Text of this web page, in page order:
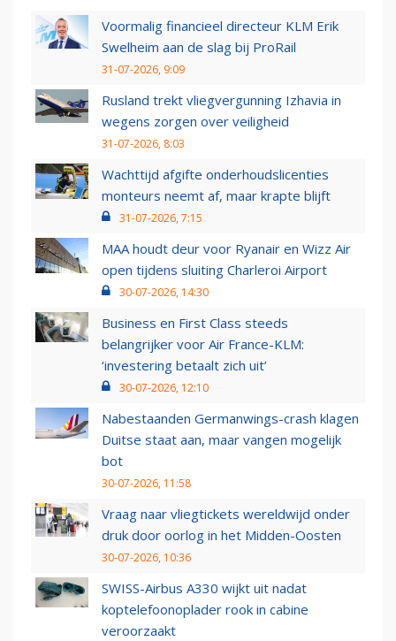
Voormalig financieel directeur KLM Erik
Swelheim aan de slag bij ProRail
31-07-2026, 9:09
Rusland trekt vliegvergunning Izhavia in
wegens zorgen over veiligheid
31-07-2026, 8:03
Wachttijd afgifte onderhoudslicenties
monteurs neemt af, maar krapte blijft
31-07-2026, 7:15
MAA houdt deur voor Ryanair en Wizz Air
open tijdens sluiting Charleroi Airport
30-07-2026, 14:30
Business en First Class steeds
belangrijker voor Air France-KLM:
‘investering betaalt zich uit’
30-07-2026, 12:10
Nabestaanden Germanwings-crash klagen
Duitse staat aan, maar vangen mogelijk
bot
30-07-2026, 11:58
Vraag naar vliegtickets wereldwijd onder
druk door oorlog in het Midden-Oosten
30-07-2026, 10:36
SWISS-Airbus A330 wijkt uit nadat
koptelefoonoplader rook in cabine
veroorzaakt